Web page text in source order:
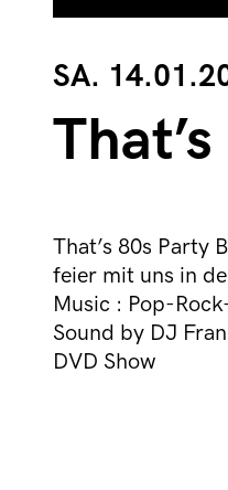
SA.
That’s 80s Party
feier mit uns in
Music : Pop-
Sound by DJ
DVD Show